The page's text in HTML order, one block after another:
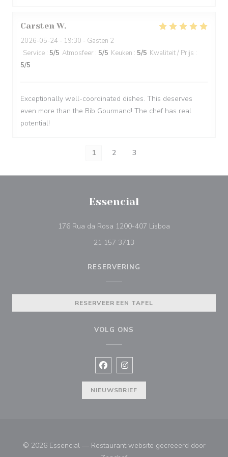
Carsten W
2026-05-24 - 19:30 - Gasten 2
Service : 5/5 Atmosfeer : 5/5 Keuken : 5/5 Kwaliteit / Prijs :
5/5
Exceptionally well-coordinated dishes. This deserves
even more than the Bib Gourmand! The chef has real
potential!
1 2 3
Essencial
176 Rua da Rosa 1200-407 Lisboa
21 157 3713
RESERVERING
RESERVEER EEN TAFEL
VOLG ONS
Facebook ((opent in een nieuw
Instagram ((opent in een
NIEUWSBRIEF
© 2026 Essencial — Restaurant website gecreëerd door